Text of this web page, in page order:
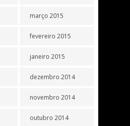
março 2015
fevereiro 2015
janeiro 2015
dezembro 2014
novembro 2014
outubro 2014